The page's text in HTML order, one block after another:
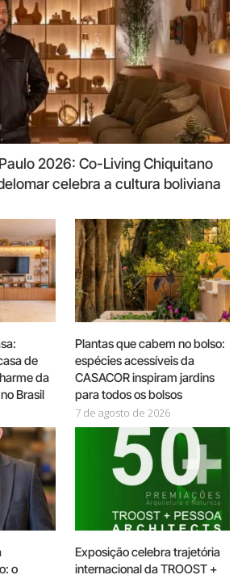
2026: Co-Living Chiquitano
celebra a cultura boliviana
de
da
Brasil
Plantas que cabem no bolso:
espécies acessíveis da
CASACOR inspiram jardins
para todos os bolsos
7 de agosto de 2026
o
Exposição celebra trajetória
internacional da TROOST +